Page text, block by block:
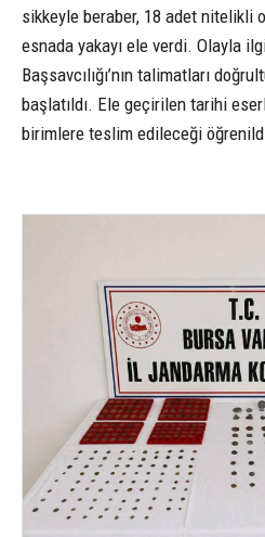
sikkeyle beraber, 18 adet nitelikli
esnada yakayı ele verdi. Olayla
Başsavcılığı’nın talimatları
başlatıldı. Ele geçirilen tarihi
birimlere teslim edileceği